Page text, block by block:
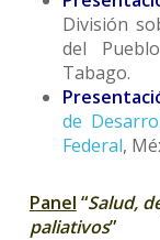
División
del
Tabago.
de
Federal,
Panel “Salud,
paliativos”